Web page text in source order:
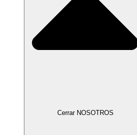
Cerrar NOSOTROS